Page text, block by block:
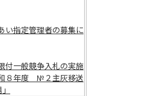
い指定管理者の募集に
付一般競争入札の実施
８年度 №２主灰移送